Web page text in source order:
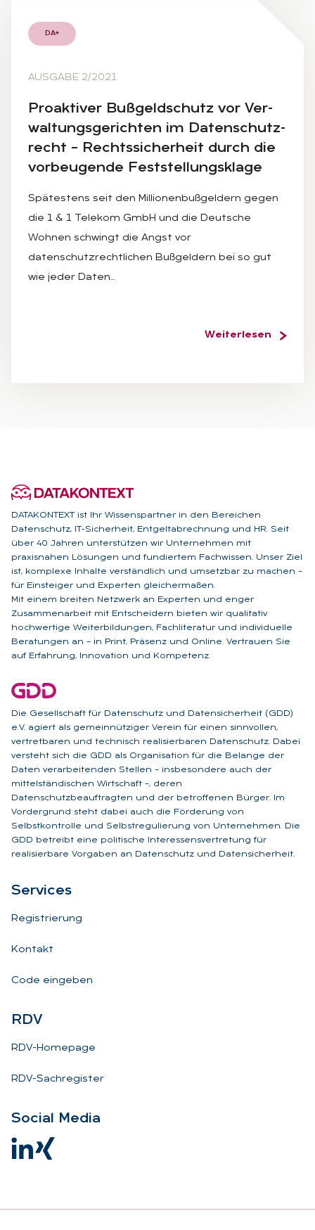
DA+
AUSGABE 2/2021
Pro­ak­ti­ver Buß­geld­schutz vor Ver­
wal­tungs­ge­rich­ten im Da­ten­schutz­
recht – Rechts­si­cher­heit durch die
vor­beu­gen­de Fest­stel­lungs­kla­ge
Spätestens seit den Millionenbußgeldern gegen
die 1 & 1 Telekom GmbH und die Deutsche
Wohnen schwingt die Angst vor
datenschutzrechtlichen Bußgeldern bei so gut
wie jeder Daten…
Weiterlesen
DATAKONTEXT ist Ihr Wissenspartner in den Bereichen
Datenschutz, IT-Sicherheit, Entgeltabrechnung und HR. Seit
über 40 Jahren unterstützen wir Unternehmen mit
praxisnahen Lösungen und fundiertem Fachwissen. Unser Ziel
ist, komplexe Inhalte verständlich und umsetzbar zu machen –
für Einsteiger und Experten gleichermaßen.
Mit einem breiten Netzwerk an Experten und enger
Zusammenarbeit mit Entscheidern bieten wir qualitativ
hochwertige Weiterbildungen, Fachliteratur und individuelle
Beratungen an – in Print, Präsenz und Online. Vertrauen Sie
auf Erfahrung, Innovation und Kompetenz.
Die Gesellschaft für Datenschutz und Datensicherheit (GDD)
e.V. agiert als gemeinnütziger Verein für einen sinnvollen,
vertretbaren und technisch realisierbaren Datenschutz. Dabei
versteht sich die GDD als Organisation für die Belange der
Daten verarbeitenden Stellen – insbesondere auch der
mittelständischen Wirtschaft –, deren
Datenschutzbeauftragten und der betroffenen Bürger. Im
Vordergrund steht dabei auch die Förderung von
Selbstkontrolle und Selbstregulierung von Unternehmen. Die
GDD betreibt eine politische Interessensvertretung für
realisierbare Vorgaben an Datenschutz und Datensicherheit.
Ser­vices
Registrierung
Kontakt
Code eingeben
RDV
RDV-Homepage
RDV-Sachregister
So­ci­al Me­dia